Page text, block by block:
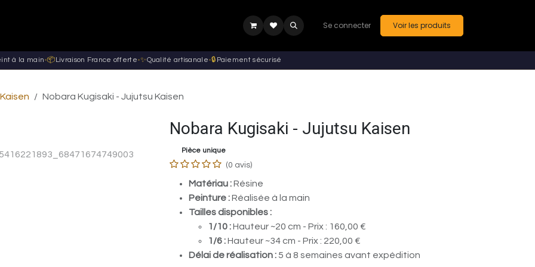
Actualités Se connecter Voir les produits
à la main•📦Livraison France offerte•✨Qualité artisanale•🔒 Paiement sécurisé
Nobara Kugisaki - Jujutsu Kaisen
Nobara Kugisaki - Jujutsu Kaisen
Pièce unique
(0 avis)
Matériau :Résine
Peinture :Réalisée à la main
Tailles disponibles :
1/10 :Hauteur ~20 cm - Prix : 160,00 €
1/6 :Hauteur ~34 cm - Prix : 220,00 €
Délai de réalisation :5 à 8 semaines avant expédition